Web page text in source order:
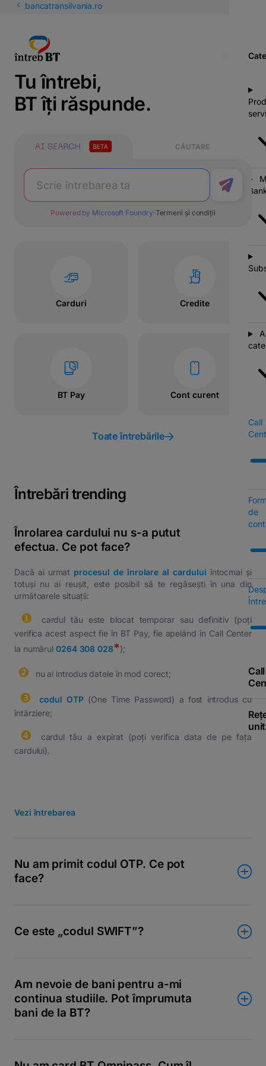
latineștibancatransilvania.ro
Call
de
Call
Tu întrebi,
BT îți răspunde.
CĂUTARE
Powered by Microsoft Foundry Termeni și condiții
Carduri Credite
BT Pay Cont curent
Toate întrebările
Întrebări trending
Înrolarea cardului nu s-a putut
efectua. Ce pot face?
Dacă ai urmat procesul de înrolare al cardului întocmai și
totuși nu ai reușit, este posibil să te regăsești în una din
următoarele situații:
❶
⠀cardul tău este blocat temporar sau definitiv (poți
verifica acest aspect fie în BT Pay, fie apelând în Call Center
la numărul0264 308 028*);
❷ ⠀nu ai introdus datele în mod corect;
❸ ⠀codul OTP (One Time Password) a fost introdus cu
întârziere;
❹
⠀cardul tău a expirat (poți verifica data de pe fața
cardului).
Vezi întrebarea
Nu am primit codul OTP. Ce pot
face?
Ce este „codul SWIFT”?
Am nevoie de bani pentru a-mi
continua studiile. Pot împrumuta
bani de la BT?